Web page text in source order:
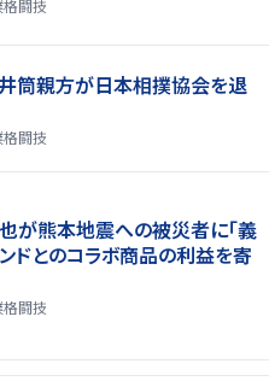
格闘技
筒親方が日本相撲協会を退
格闘技
也が熊本地震への被災者に「義
ドとのコラボ商品の利益を寄
格闘技